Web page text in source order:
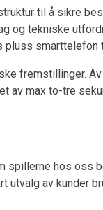
til å sikre
og tekniske
smarttelefon
fremstillinger.
max to-tre
hos oss
utvalg av kunder